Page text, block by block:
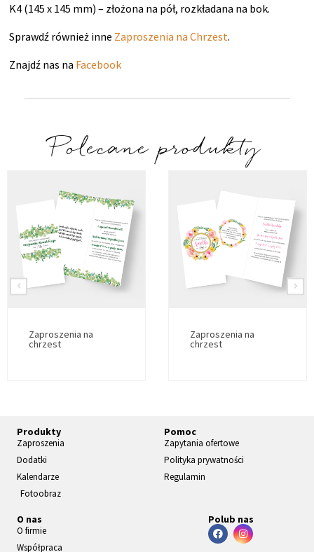
K4 (145 x 145 mm) – złożona na pół, rozkładana na bok.
Sprawdź również inne Zaproszenia na Chrzest.
Znajdź nas na Facebook
Polecane produkty
Zaproszenia na
chrzest
Zaproszenia na
chrzest
Produkty
Zaproszenia
Dodatki
Kalendarze
Fotoobraz
Pomoc
Zapytania ofertowe
Polityka prywatności
Regulamin
O nas
O firmie
Współpraca
Polub nas